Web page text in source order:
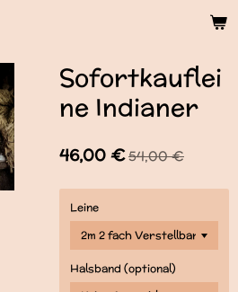
Sofortkauflei
ne Indianer
46,00 €54,00 €
Leine
Halsband (optional)